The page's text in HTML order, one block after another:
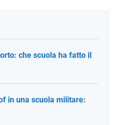
che scuola ha fatto il
in una scuola militare: